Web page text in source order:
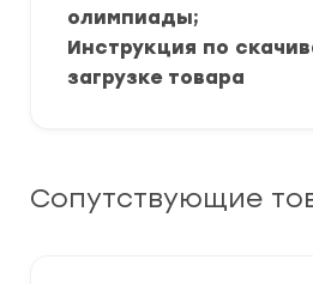
олимпиады;
Инструкция по
загрузке товара
Сопутствующие